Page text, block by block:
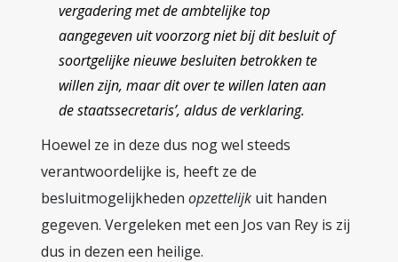
vergadering met de ambtelijke top
aangegeven uit voorzorg niet bij dit besluit of
soortgelijke nieuwe besluiten betrokken te
willen zijn, maar dit over te willen laten aan
de staatssecretaris’, aldus de verklaring.
Hoewel ze in deze dus nog wel steeds
verantwoordelijke is, heeft ze de
besluitmogelijkheden opzettelijk uit handen
gegeven. Vergeleken met een Jos van Rey is zij
dus in dezen een heilige.